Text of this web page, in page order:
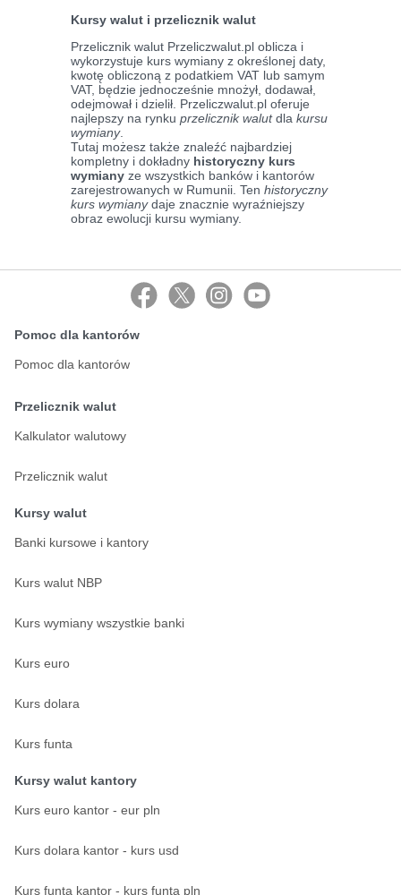
Kursy walut i przelicznik walut
Przelicznik walut Przeliczwalut.pl oblicza i
wykorzystuje kurs wymiany z określonej daty,
kwotę obliczoną z podatkiem VAT lub samym
VAT, będzie jednocześnie mnożył, dodawał,
odejmował i dzielił. Przeliczwalut.pl oferuje
najlepszy na rynku przelicznik walutdla kursu
wymiany.
Tutaj możesz także znaleźć najbardziej
kompletny i dokładny historyczny kurs
wymiany ze wszystkich banków i kantorów
zarejestrowanych w Rumunii. Ten historyczny
kurs wymianydaje znacznie wyraźniejszy
obraz ewolucji kursu wymiany.
Pomoc dla kantorów
Pomoc dla kantorów
Przelicznik walut
Kalkulator walutowy
Przelicznik walut
Kursy walut
Banki kursowe i kantory
Kurs walut NBP
Kurs wymiany wszystkie banki
Kurs euro
Kurs dolara
Kurs funta
Kursy walut kantory
Kurs euro kantor - eur pln
Kurs dolara kantor - kurs usd
Kurs funta kantor - kurs funta pln